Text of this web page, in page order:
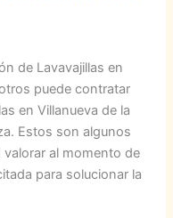
de Lavavajillas en
puede contratar
en Villanueva de la
Estos son algunos
al momento de
para solucionar la